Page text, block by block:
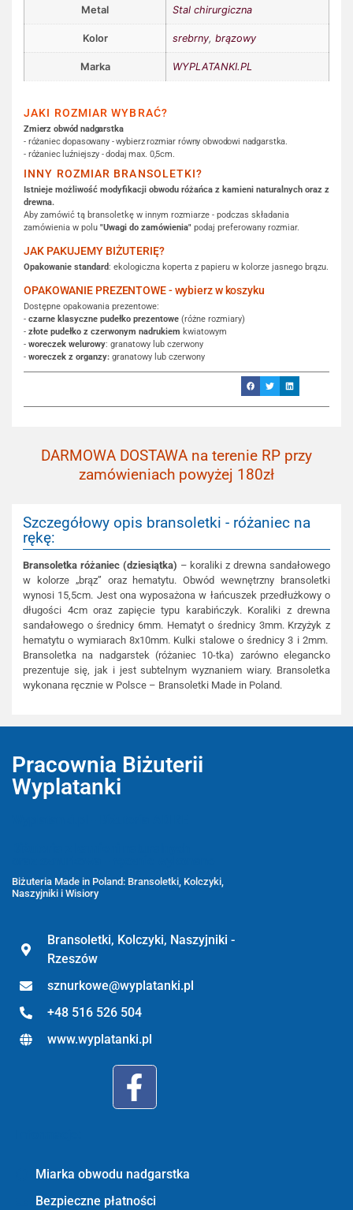
Metal Stal chirurgiczna
Kolor srebrny, brązowy
Marka WYPLATANKI.PL
JAKI ROZMIAR WYBRAĆ?
Zmierz obwód nadgarstka
- różaniec dopasowany - wybierz rozmiar równy obwodowi nadgarstka.
- różaniec luźniejszy - dodaj max. 0,5cm.
INNY ROZMIAR BRANSOLETKI?
Istnieje możliwość modyfikacji obwodu różańca z kamieni naturalnych oraz z
drewna.
Aby zamówić tą bransoletkę w innym rozmiarze - podczas składania
zamówienia w polu "Uwagi do zamówienia" podaj preferowany rozmiar.
JAK PAKUJEMY BIŻUTERIĘ?
Opakowanie standard: ekologiczna koperta z papieru w kolorze jasnego brązu.
OPAKOWANIE PREZENTOWE - wybierz w koszyku
Dostępne opakowania prezentowe:
- czarne klasyczne pudełko prezentowe (różne rozmiary)
- złote pudełko z czerwonym nadrukiem kwiatowym
- woreczek welurowy: granatowy lub czerwony
- woreczek z organzy: granatowy lub czerwony
DARMOWA DOSTAWA na terenie RP przy
zamówieniach powyżej 180zł
Szczegółowy opis bransoletki - różaniec na
rękę:
Bransoletka różaniec (dziesiątka) – koraliki z drewna sandałowego
w kolorze „brąz” oraz hematytu. Obwód wewnętrzny bransoletki
wynosi 15,5cm. Jest ona wyposażona w łańcuszek przedłużkowy o
długości 4cm oraz zapięcie typu karabińczyk. Koraliki z drewna
sandałowego o średnicy 6mm. Hematyt o średnicy 3mm. Krzyżyk z
hematytu o wymiarach 8x10mm. Kulki stalowe o średnicy 3 i 2mm.
Bransoletka na nadgarstek (różaniec 10-tka) zarówno elegancko
prezentuje się, jak i jest subtelnym wyznaniem wiary. Bransoletka
wykonana ręcznie w Polsce – Bransoletki Made in Poland.
Pracownia Biżuterii
Wyplatanki
Biżuteria Made in Poland: Bransoletki, Kolczyki,
Naszyjniki i Wisiory
Bransoletki, Kolczyki, Naszyjniki -
Rzeszów
sznurkowe@wyplatanki.pl
+48 516 526 504
www.wyplatanki.pl
Miarka obwodu nadgarstka
Bezpieczne płatności